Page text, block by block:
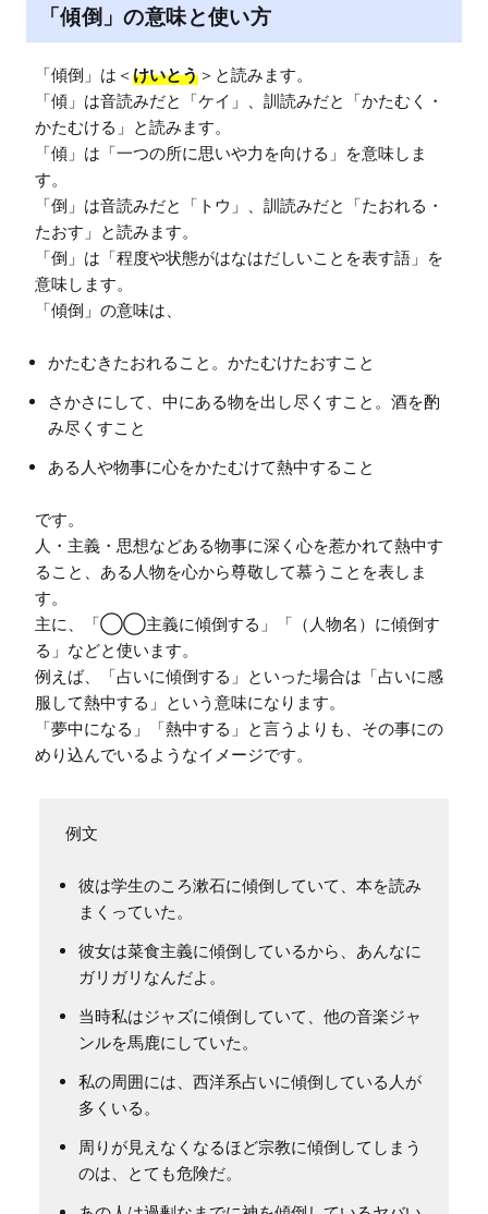
「傾倒」の意味と使い方
「傾倒」は＜けいとう＞と読みます。
「傾」は音読みだと「ケイ」、訓読みだと「かたむく・
かたむける」と読みます。
「傾」は「一つの所に思いや力を向ける」を意味しま
す。
「倒」は音読みだと「トウ」、訓読みだと「たおれる・
たおす」と読みます。
「倒」は「程度や状態がはなはだしいことを表す語」を
意味します。
かたむきたおれること。かたむけたおすこと
さかさにして、中にある物を出し尽くすこと。酒を酌
み尽くすこと
ある人や物事に心をかたむけて熱中すること
です。
人・主義・思想などある物事に深く心を惹かれて熱中す
ること、ある人物を心から尊敬して慕うことを表しま
す。
主に、「◯◯主義に傾倒する」「（人物名）に傾倒す
る」などと使います。
例えば、「占いに傾倒する」といった場合は「占いに感
服して熱中する」という意味になります。
「夢中になる」「熱中する」と言うよりも、その事にの
彼は学生のころ漱石に傾倒していて、本を読み
まくっていた。
彼女は菜食主義に傾倒しているから、あんなに
ガリガリなんだよ。
当時私はジャズに傾倒していて、他の音楽ジャ
ンルを馬鹿にしていた。
私の周囲には、西洋系占いに傾倒している人が
多くいる。
周りが見えなくなるほど宗教に傾倒してしまう
のは、とても危険だ。